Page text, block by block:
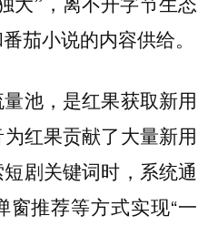
茄小说的内容供给。
池，是红果获取新用
红果贡献了大量新用
剧关键词时，系统通
推荐等方式实现“一